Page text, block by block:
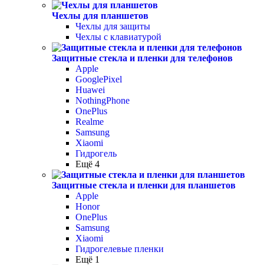
Чехлы для планшетов
Чехлы для защиты
Чехлы с клавиатурой
Защитные стекла и пленки для телефонов
Apple
GooglePixel
Huawei
NothingPhone
OnePlus
Realme
Samsung
Xiaomi
Гидрогель
Ещё 4
Защитные стекла и пленки для планшетов
Apple
Honor
OnePlus
Samsung
Xiaomi
Гидрогелевые пленки
Ещё 1